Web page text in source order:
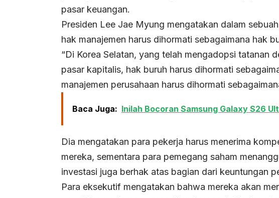
pasar keuangan.
Presiden Lee Jae Myung mengatakan dalam
hak manajemen harus dihormati sebagaimana hak
“Di Korea Selatan, yang telah mengadopsi tatanan
pasar kapitalis, hak buruh harus dihormati
manajemen perusahaan harus dihormati
Baca Juga: Inilah Bocoran Samsung Galaxy S26
Dia mengatakan para pekerja harus menerima
mereka, sementara para pemegang saham
investasi juga berhak atas bagian dari keuntungan
Para eksekutif mengatakan bahwa mereka akan